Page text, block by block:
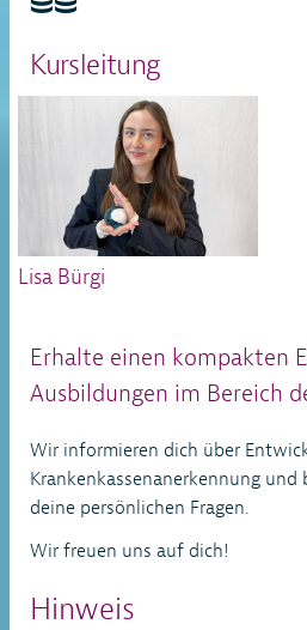
Kursleitung
Lisa Bürgi
Erhalte einen kompakten
Ausbildungen im Bereich
Wir informieren dich über
Krankenkassenanerkennung
deine persönlichen Fragen.
Wir freuen uns auf dich!
Hinweis